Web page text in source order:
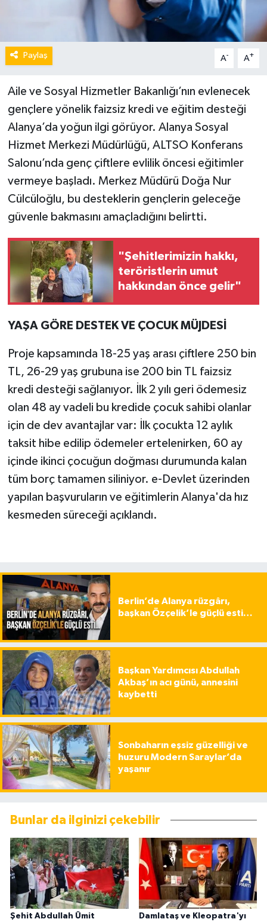
Paylaş A- A+
Aile ve Sosyal Hizmetler Bakanlığı’nın evlenecek
gençlere yönelik faizsiz kredi ve eğitim desteği
Alanya’da yoğun ilgi görüyor. Alanya Sosyal
Hizmet Merkezi Müdürlüğü, ALTSO Konferans
Salonu’nda genç çiftlere evlilik öncesi eğitimler
vermeye başladı. Merkez Müdürü Doğa Nur
Cülcüloğlu, bu desteklerin gençlerin geleceğe
güvenle bakmasını amaçladığını belirtti.
"Şehitlerimizin hakkı,
teröristlerin umut
hakkından önce gelir"
YAŞA GÖRE DESTEK VE ÇOCUK MÜJDESİ
Proje kapsamında 18-25 yaş arası çiftlere 250 bin
TL, 26-29 yaş grubuna ise 200 bin TL faizsiz
kredi desteği sağlanıyor. İlk 2 yılı geri ödemesiz
olan 48 ay vadeli bu kredide çocuk sahibi olanlar
için de dev avantajlar var: İlk çocukta 12 aylık
taksit hibe edilip ödemeler ertelenirken, 60 ay
içinde ikinci çocuğun doğması durumunda kalan
tüm borç tamamen siliniyor. e-Devlet üzerinden
yapılan başvuruların ve eğitimlerin Alanya'da hız
kesmeden süreceği açıklandı.
Berlin’de Alanya rüzgârı,
başkan Özçelik’le güçlü esti…
Başkan Yardımcısı Abdullah
Akbaş’ın acı günü, annesini
kaybetti
Sonbaharın eşsiz güzelliği ve
huzuru Modern Saraylar’da
yaşanır
Bunlar da ilginizi çekebilir
Şehit Abdullah Ümit
Damlataş ve Kleopatra'yı